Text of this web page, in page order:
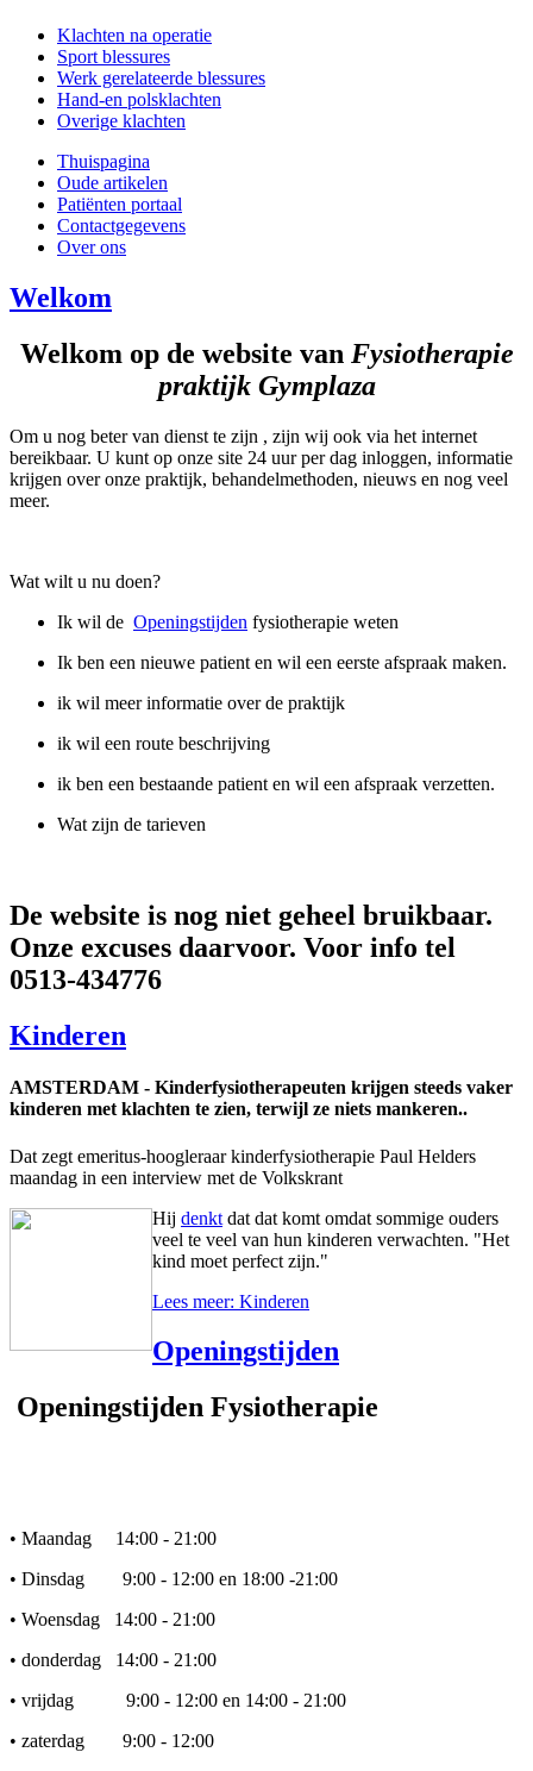
Klachten na operatie
Sport blessures
Werk gerelateerde blessures
Hand-en polsklachten
Overige klachten
Thuispagina
Oude artikelen
Patiënten portaal
Contactgegevens
Over ons
Welkom
Welkom op de website van Fysiotherapie
praktijk Gymplaza
Om u nog beter van dienst te zijn , zijn wij ook via het internet
bereikbaar. U kunt op onze site 24 uur per dag inloggen, informatie
krijgen over onze praktijk, behandelmethoden, nieuws en nog veel
meer.
Wat wilt u nu doen?
Ik wil de Openingstijden fysiotherapie weten
Ik ben een nieuwe patient en wil een eerste afspraak maken.
ik wil meer informatie over de praktijk
ik wil een route beschrijving
ik ben een bestaande patient en wil een afspraak verzetten.
Wat zijn de tarieven
De website is nog niet geheel bruikbaar.
Onze excuses daarvoor. Voor info tel
0513-434776
Kinderen
AMSTERDAM - Kinderfysiotherapeuten krijgen steeds vaker
kinderen met klachten te zien, terwijl ze niets mankeren..
Dat zegt emeritus-hoogleraar kinderfysiotherapie Paul Helders
maandag in een interview met de Volkskrant
Hij denkt dat dat komt omdat sommige ouders
veel te veel van hun kinderen verwachten. "Het
kind moet perfect zijn."
Lees meer: Kinderen
Openingstijden
Openingstijden Fysiotherapie
• Maandag 14:00 - 21:00
• Dinsdag 9:00 - 12:00 en 18:00 -21:00
• Woensdag 14:00 - 21:00
• donderdag 14:00 - 21:00
• vrijdag 9:00 - 12:00 en 14:00 - 21:00
• zaterdag 9:00 - 12:00